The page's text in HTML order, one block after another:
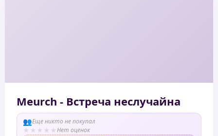
Meurch - Встреча неслучайна
👥Еще никто не покупал
★ ★ ★ ★ ★Нет оценок